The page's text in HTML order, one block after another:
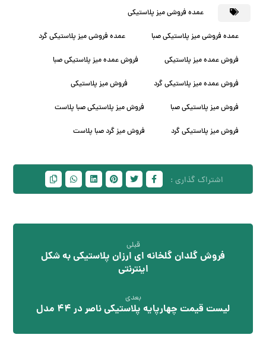
عمده فروشی میز پلاستیکی
عمده فروشی میز پلاستیکی صبا عمده فروشی میز پلاستیکی گرد
فروش عمده میز پلاستیکی فروش عمده میز پلاستیکی صبا
فروش عمده میز پلاستیکی گرد فروش میز پلاستیکی
فروش میز پلاستیکی صبا فروش میز پلاستیکی صبا پلاست
فروش میز پلاستیکی گرد فروش میز گرد صبا پلاست
قبلی
فروش گلدان گلخانه ای ارزان پلاستیکی به شکل
اینترنتی
بعدی
لیست قیمت چهارپایه پلاستیکی ناصر در ۴۴ مدل